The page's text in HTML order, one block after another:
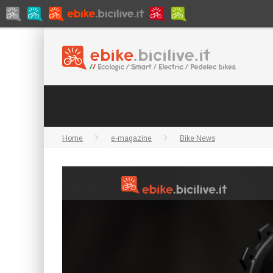
Home e-magazine Bike News